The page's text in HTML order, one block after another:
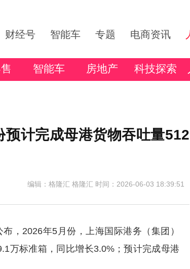
财经号 智能车 专题 电商资讯
智能车 房地产 科技探索
计完成母港货物吞吐量512
编辑：格隆汇 格隆汇 时间：2026-06-03 18:39:51
，2026年5月份，上海国际港务（集团）
万标准箱，同比增长3.0%；预计完成母港